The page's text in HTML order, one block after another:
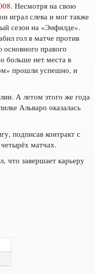
. Несмотря на свою
играл слева и мог также
сезон на «Энфилде».
гол в матче против
правого
больше нет места в
прошли успешно, и
А летом этого же года
Альваро оказалась
подписав контракт с
матчах.
что завершает карьеру